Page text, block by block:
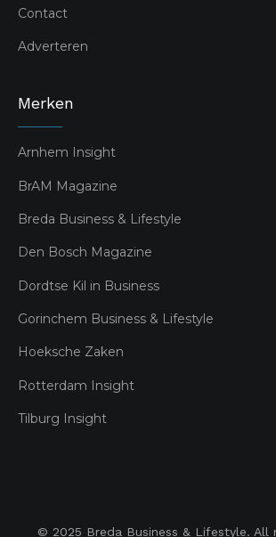
Contact
Adverteren
Merken
Arnhem Insight
BrAM Magazine
Breda Business & Lifestyle
Den Bosch Magazine
Dordtse Kil in Business
Gorinchem Business & Lifestyle
Hoeksche Zaken
Rotterdam Insight
Tilburg Insight
© 2025 Breda Business & Lifestyle. All